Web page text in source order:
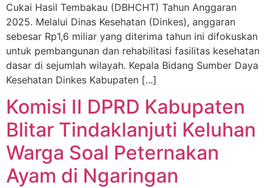
Cukai Hasil Tembakau (DBHCHT) Tahun Anggaran
2025. Melalui Dinas Kesehatan (Dinkes), anggaran
sebesar Rp1,6 miliar yang diterima tahun ini difokuskan
untuk pembangunan dan rehabilitasi fasilitas kesehatan
dasar di sejumlah wilayah. Kepala Bidang Sumber Daya
Kesehatan Dinkes Kabupaten […]
Komisi II DPRD Kabupaten
Blitar Tindaklanjuti Keluhan
Warga Soal Peternakan
Ayam di Ngaringan